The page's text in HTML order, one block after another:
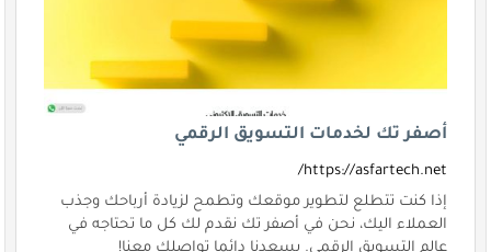
أصفر تك لخدمات التسويق الرقمي
https://asfartech.net/
إذا كنت تتطلع لتطوير موقعك وتطمح لزيادة أرباحك وجذب
العملاء اليك، نحن في أصفر تك نقدم لك كل ما تحتاجه في
عالم التسويق الرقمي. يسعدنا دائما تواصلك معنا!